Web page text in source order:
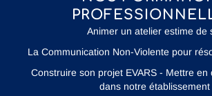
Animer un atelier estime de
La Communication Non-Violente pour
Construire son projet EVARS - Mettre en
dans notre établissement